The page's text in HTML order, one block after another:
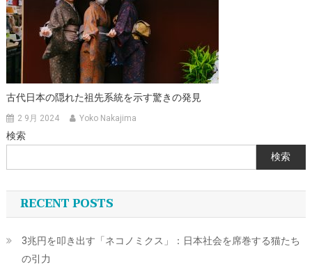
古代日本の隠れた祖先系統を示す驚きの発見
2 9月 2024 Yoko Nakajima
検索
検索
RECENT POSTS
3兆円を叩き出す「ネコノミクス」：日本社会を席巻する猫たち
の引力